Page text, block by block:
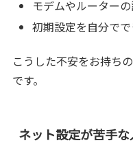
モデムやルーター
初期設定を自分で
こうした不安をお持ち
です。
ネット設定が苦手な